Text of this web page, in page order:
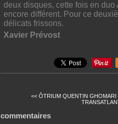
deux disques, cette fois en duo
encore différent. Pour ce
délicats frissons.
Xavier Prévost
<< ÔTRIUM QUENTIN GHOMARI
commentaires